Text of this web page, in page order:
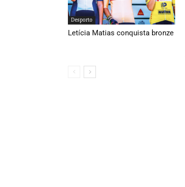
Desporto
Letícia Matias conquista bronze